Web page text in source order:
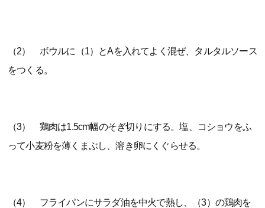
（2） ボウルに（1）とAを入れてよく混ぜ、タルタルソース
をつくる。
（3） 鶏肉は1.5cm幅のそぎ切りにする。塩、コショウをふ
って小麦粉を薄くまぶし、溶き卵にくぐらせる。
（4） フライパンにサラダ油を中火で熱し、（3）の鶏肉を